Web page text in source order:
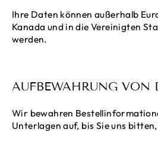
Ihre Daten können außerhalb
Kanada und in die Vereinigten
werden.
AUFBEWAHRUNG VON
Wir bewahren
Unterlagen auf, bis Sie uns